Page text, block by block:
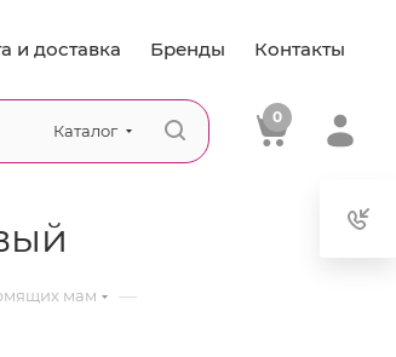
и доставка Бренды Контакты
Каталог
0
мам —